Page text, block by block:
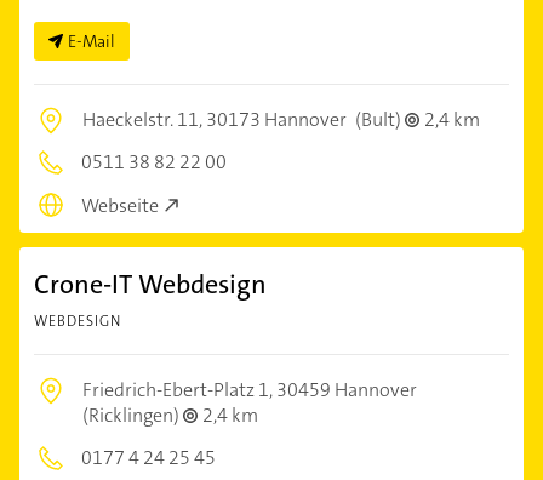
E-Mail
Haeckelstr. 11,30173 Hannover (Bult)
2,4 km
0511 38 82 22 00
Webseite
Crone-IT Webdesign
WEBDESIGN
Friedrich-Ebert-Platz 1,30459 Hannover
(Ricklingen)
2,4 km
0177 4 24 25 45